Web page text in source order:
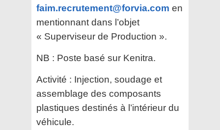
faim.recrutement@forvia.com en
mentionnant dans l’objet
« Superviseur de Production ».
NB : Poste basé sur Kenitra.
Activité : Injection, soudage et
assemblage des composants
plastiques destinés à l’intérieur du
véhicule.